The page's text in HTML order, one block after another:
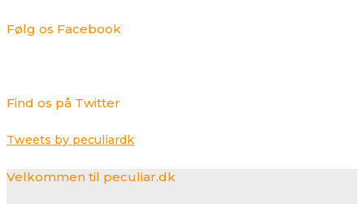
Følg os Facebook
Find os på Twitter
Tweets by peculiardk
Velkommen til peculiar.dk